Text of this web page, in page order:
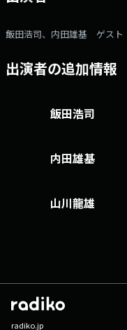
▼6:50 【ニュース7時また
時をまたいでコメンテータ
説します。 ▼7:27 【ニュ
言葉を届けます。 ▼7:43
がピックアップしたニュー
は「#cozy1242」twitterアカ
飯田浩司、内田雄基 ゲスト
出演者の追加情報
飯田浩司
内田雄基
山川龍雄
radiko.jp